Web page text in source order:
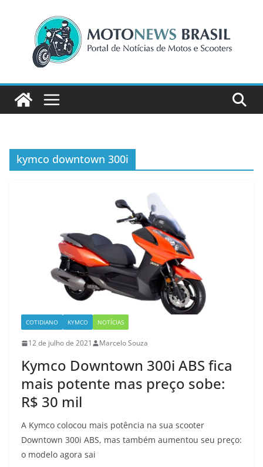
conteúdo
kymco downtown 300i
COTIDIANO KYMCO NOTÍCIAS
12 de julho de 2021 Marcelo Souza
Kymco Downtown 300i ABS fica
mais potente mas preço sobe:
R$ 30 mil
A Kymco colocou mais potência na sua scooter
Downtown 300i ABS, mas também aumentou seu preço:
o modelo agora sai